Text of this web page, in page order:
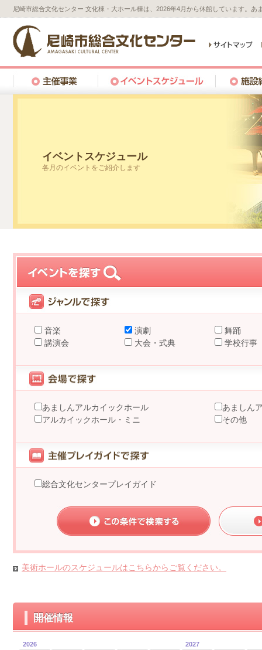
尼崎市総合文化センター 文化棟・大ホール棟は、2026年4月から休館しています。
イベントスケジュール
各月のイベントをご紹介します
音楽 演劇
舞踊
講演会
大会・式典 学校行事
あましんアルカイックホール
あましん
アルカイックホール・ミニ
その他
総合文化センタープレイガイド
美術ホールのスケジュールはこちらからご覧ください。
開催情報
2026 2027